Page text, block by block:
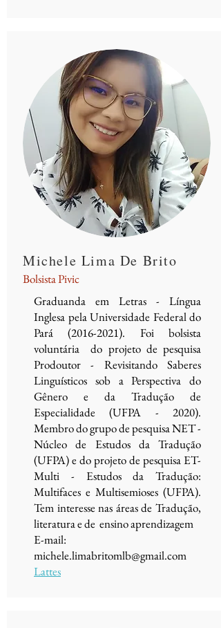
Michele Lima De Brito
Bolsista Pivic
Graduanda em Letras - Língua
Inglesa pela Universidade Federal do
Pará(2016-2021). Foi bolsista
voluntária do projeto de pesquisa
Prodoutor - Revisitando Saberes
Linguísticos sob a Perspectiva do
Gênero e da Tradução de
Especialidade (UFPA - 2020).
Membro do grupo de pesquisa NET -
Núcleo de Estudos da Tradução
(UFPA) e do projeto de pesquisa ET-
Multi - Estudos da Tradução:
Multifaces e Multisemioses (UFPA).
Tem interesse nas áreas de Tradução,
literatura e de ensino aprendizagem
E-mail:
michele.limabritomlb@gmail.com
Lattes